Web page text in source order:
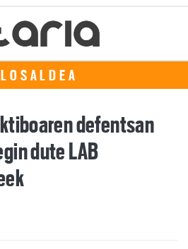
defentsan
dute LAB